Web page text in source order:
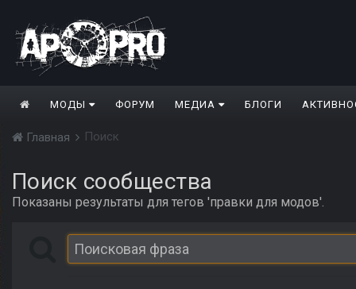
МОДЫ ФОРУМ МЕДИА БЛОГИ
Главная Поиск
Поиск сообщества
Показаны результаты для тегов 'правки для модов'.